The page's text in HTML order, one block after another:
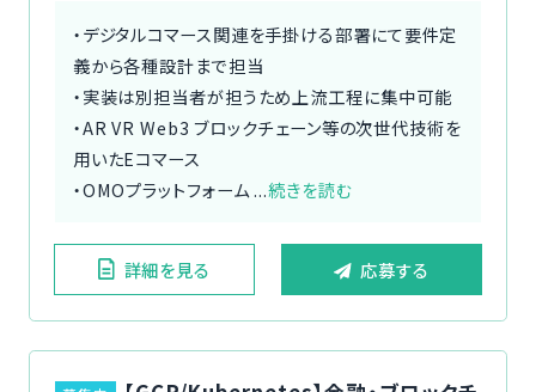
今すぐ無料で登録 ログイン
・デジタルコマース関連を手掛ける部署にて要件定
義から各種設計まで担当
・実装は別担当者が担うため上流工程に集中可能
・AR VR Web3 ブロックチェーン等の次世代技術を
用いたEコマース
・OMOプラットフォーム ...続きを読む
詳細を見る 応募する